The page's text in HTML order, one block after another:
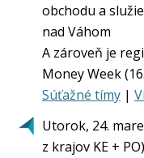
obchodu a
nad Váhom
A zároveň je
Money Week
Súťažné tímy |
Utorok, 24.
z krajov KE + PO)